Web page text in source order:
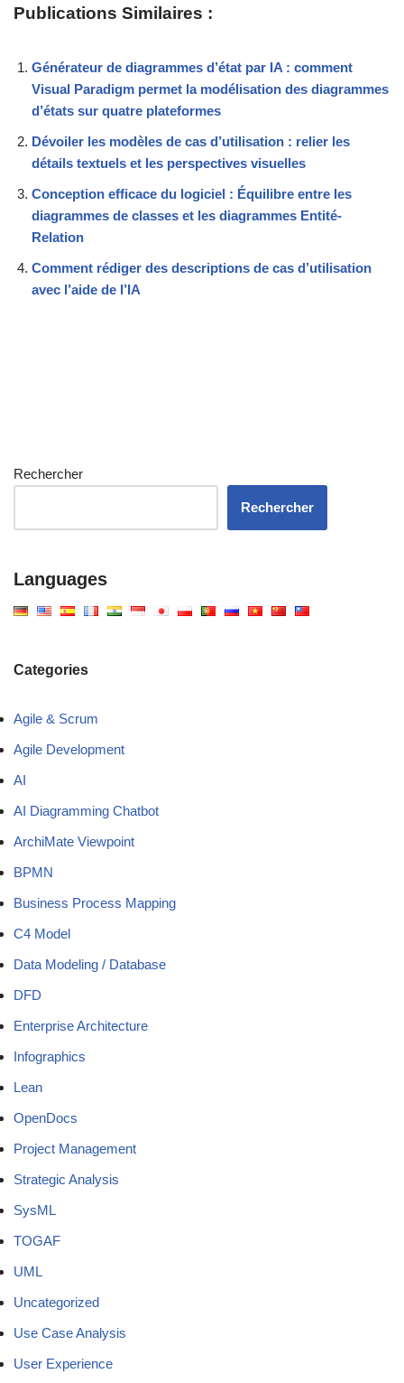
Publications Similaires :
Générateur de diagrammes d’état par IA : comment
Visual Paradigm permet la modélisation des diagrammes
d’états sur quatre plateformes
Dévoiler les modèles de cas d’utilisation : relier les
détails textuels et les perspectives visuelles
Conception efficace du logiciel : Équilibre entre les
diagrammes de classes et les diagrammes Entité-
Relation
Comment rédiger des descriptions de cas d’utilisation
avec l’aide de l’IA
Rechercher
Rechercher
Languages
Categories
Agile & Scrum
Agile Development
AI
AI Diagramming Chatbot
ArchiMate Viewpoint
BPMN
Business Process Mapping
C4 Model
Data Modeling / Database
DFD
Enterprise Architecture
Infographics
Lean
OpenDocs
Project Management
Strategic Analysis
SysML
TOGAF
UML
Uncategorized
Use Case Analysis
User Experience